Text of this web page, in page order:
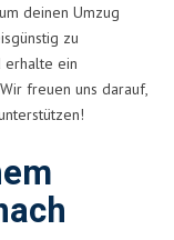
deinen Umzug
zu
erhalte ein
freuen uns darauf,